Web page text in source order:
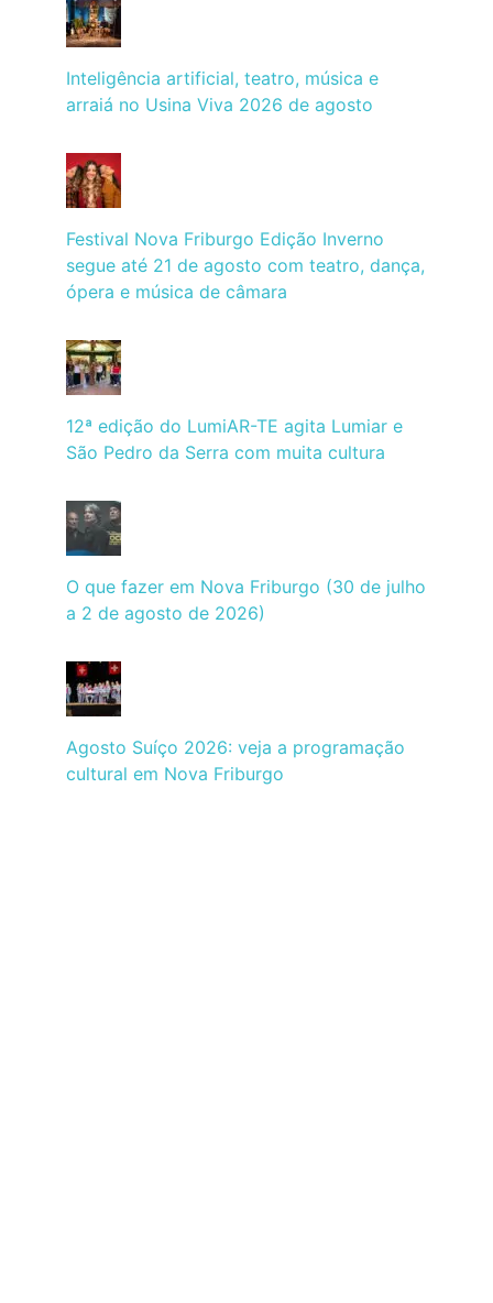
Inteligência artificial, teatro, música e
arraiá no Usina Viva 2026 de agosto
Festival Nova Friburgo Edição Inverno
segue até 21 de agosto com teatro, dança,
ópera e música de câmara
12ª edição do LumiAR-TE agita Lumiar e
São Pedro da Serra com muita cultura
O que fazer em Nova Friburgo (30 de julho
a 2 de agosto de 2026)
Agosto Suíço 2026: veja a programação
cultural em Nova Friburgo